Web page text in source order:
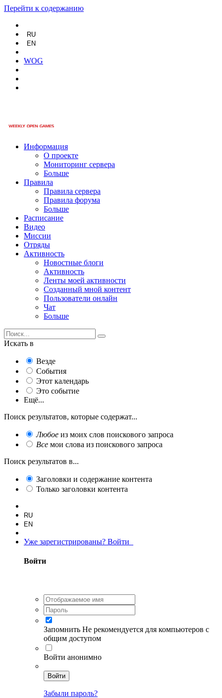
Перейти к содержанию
RU
EN
WOG
Информация
О проекте
Мониторинг сервера
Больше
Правила
Правила сервера
Правила форума
Больше
Расписание
Видео
Миссии
Отряды
Активность
Новостные блоги
Активность
Ленты моей активности
Созданный мной контент
Пользователи онлайн
Чат
Больше
Искать в
Везде
События
Этот календарь
Это событие
Ещё...
Поиск результатов, которые содержат...
Любое из моих слов поискового запроса
Все мои слова из поискового запроса
Поиск результатов в...
Заголовки и содержание контента
Только заголовки контента
RU
EN
Уже зарегистрированы? Войти
Войти
Запомнить Не рекомендуется для компьютеров с
общим доступом
Войти анонимно
Войти
Забыли пароль?